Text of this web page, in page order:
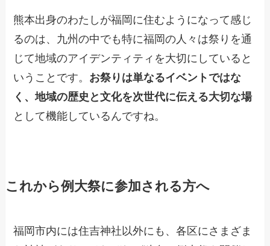
熊本出身のわたしが福岡に住むようになって感じ
るのは、九州の中でも特に福岡の人々は祭りを通
じて地域のアイデンティティを大切にしていると
いうことです。 お祭りは単なるイベントではな
く、地域の歴史と文化を次世代に伝える大切な場
として機能しているんですね。
これから例大祭に参加される方へ
福岡市内には住吉神社以外にも、各区にさまざま